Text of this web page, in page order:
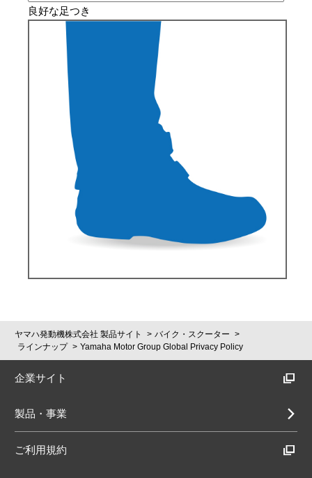
良好な足つき
ヤマハ発動機株式会社 製品サイト
バイク・スクーター
ラインナップ
Yamaha Motor Group Global Privacy Policy
企業サイト
製品・事業
ご利用規約